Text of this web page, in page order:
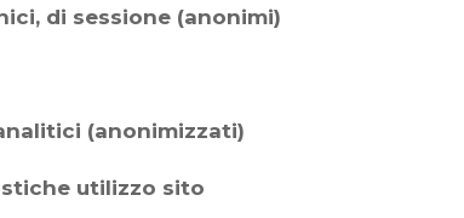
di sessione (anonimi)
(anonimizzati)
utilizzo sito